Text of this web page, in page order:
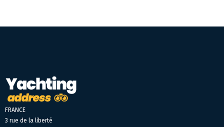
FRANCE
3 rue de la liberté